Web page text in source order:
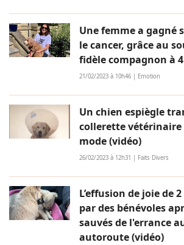
Une femme a gagné
le cancer, grâce au
fidèle compagnon à
21/02/2023 à 10h46 | Emotion
Un chien espiègle
collerette vétérinaire
mode (vidéo)
26/02/2023 à 12h31 | Faits Divers
L’effusion de joie de
par des bénévoles
sauvés de l'errance
autoroute (vidéo)